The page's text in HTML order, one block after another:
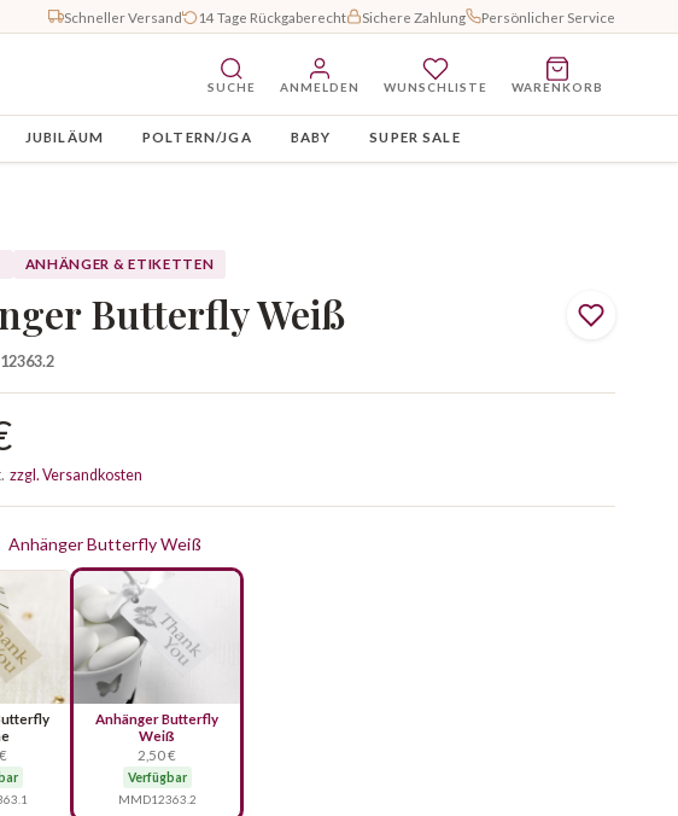
Schneller Versand 14 Tage Rückgaberecht Sichere Zahlung Persönlicher Service
SUCHE ANMELDEN WUNSCHLISTE WARENKORB
JUBILÄUM POLTERN/JGA BABY SUPER SALE
ANHÄNGER & ETIKETTEN
Butterfly Weiß
zzgl. Versandkosten
Anhänger Butterfly Weiß
Anhänger Butterfly
Weiß
2,50 €
Verfügbar
MMD12363.2